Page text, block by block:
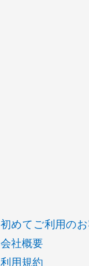
初めてご利用の
会社概要
利用規約